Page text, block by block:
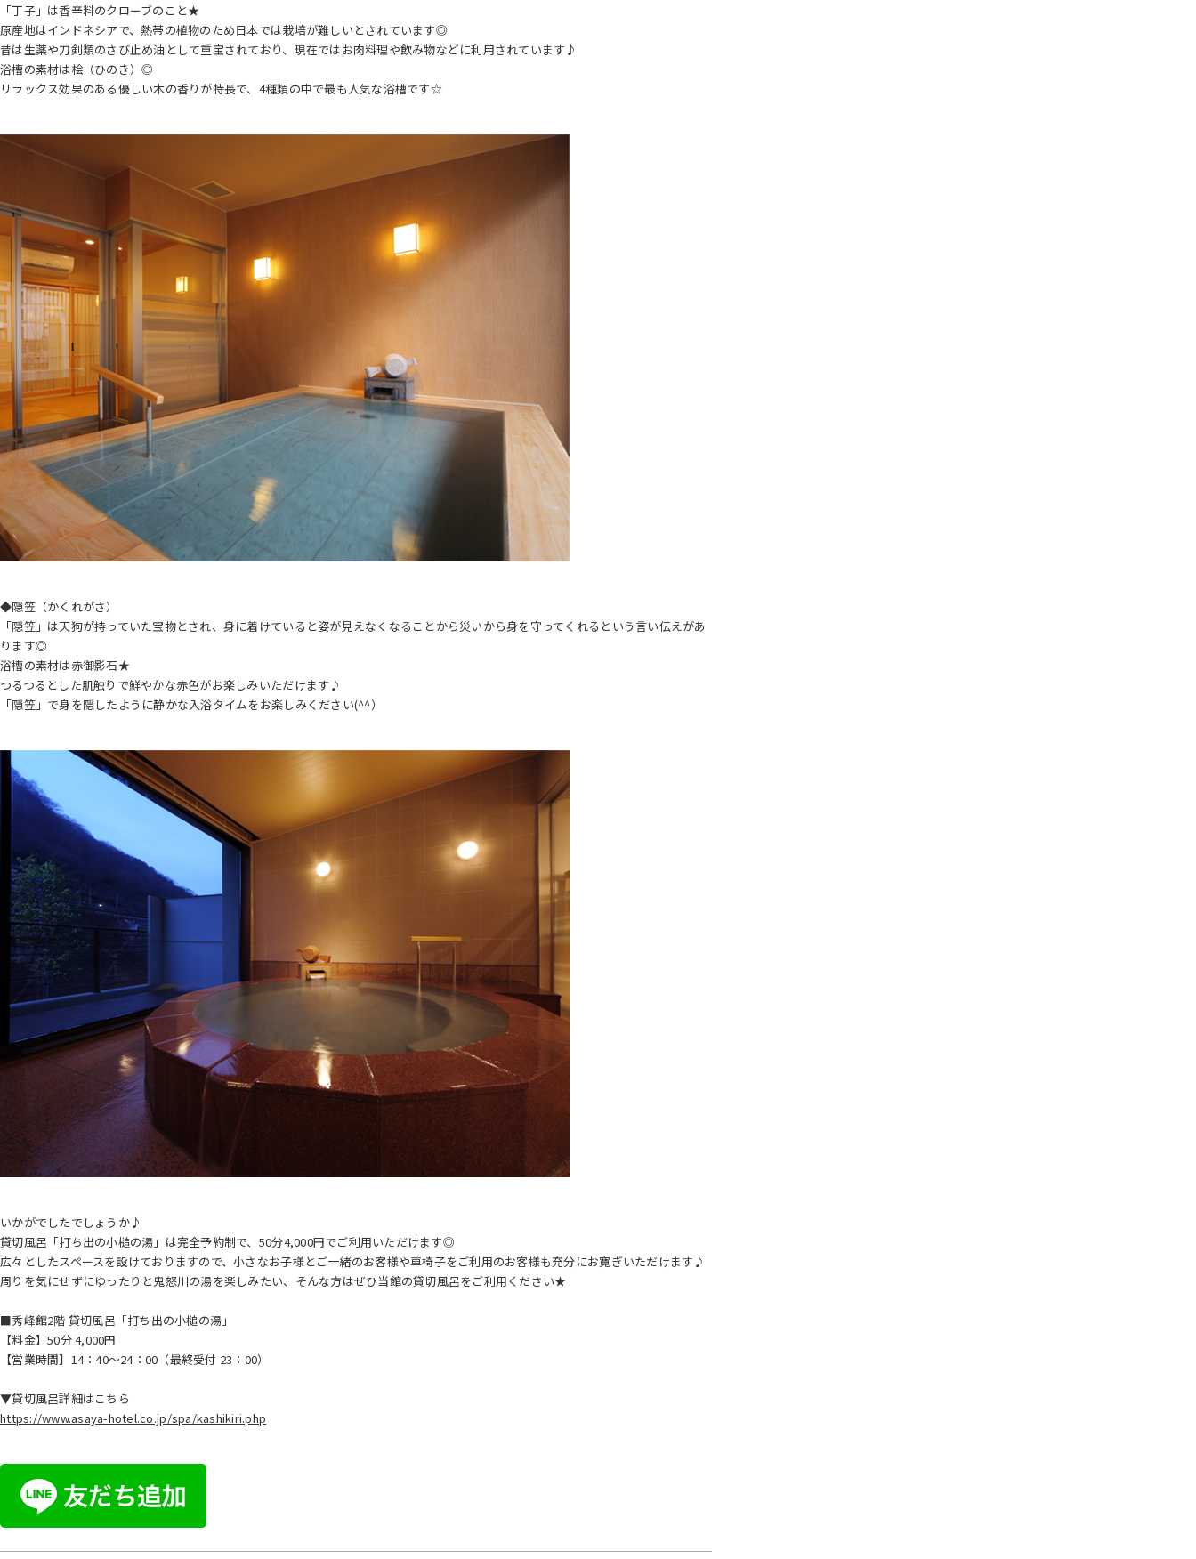
「丁子」は香辛料のクローブのこと★
原産地はインドネシアで、熱帯の植物のため日本では栽培が難しいとされています◎
昔は生薬や刀剣類のさび止め油として重宝されており、現在ではお肉料理や飲み物などに利用されています♪
浴槽の素材は桧（ひのき）◎
リラックス効果のある優しい木の香りが特長で、4種類の中で最も人気な浴槽です☆
◆隠笠（かくれがさ）
「隠笠」は天狗が持っていた宝物とされ、身に着けていると姿が見えなくなることから災いから身を守ってくれるという言い伝えがあ
ります◎
浴槽の素材は赤御影石★
つるつるとした肌触りで鮮やかな赤色がお楽しみいただけます♪
「隠笠」で身を隠したように静かな入浴タイムをお楽しみください(^^）
いかがでしたでしょうか♪
貸切風呂「打ち出の小槌の湯」は完全予約制で、50分4,000円でご利用いただけます◎
広々としたスペースを設けておりますので、小さなお子様とご一緒のお客様や車椅子をご利用のお客様も充分にお寛ぎいただけます♪
周りを気にせずにゆったりと鬼怒川の湯を楽しみたい、そんな方はぜひ当館の貸切風呂をご利用ください★
■秀峰館2階 貸切風呂「打ち出の小槌の湯」
【料金】50分 4,000円
【営業時間】14：40～24：00（最終受付 23：00）
▼貸切風呂詳細はこちら
https://www.asaya-hotel.co.jp/spa/kashikiri.php